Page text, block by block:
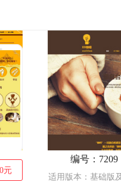
通讯、数码
具 娱乐、休闲
食品 礼品、
珠宝、首饰
元
编号：7209
适用版本：基础版